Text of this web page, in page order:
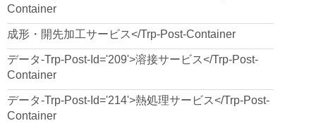
Container
成形・開先加工サービス</trp-Post-Container
データ-Trp-Post-Id='209'>溶接サービス</trp-Post-
Container
データ-Trp-Post-Id='214'>熱処理サービス</trp-Post-
Container